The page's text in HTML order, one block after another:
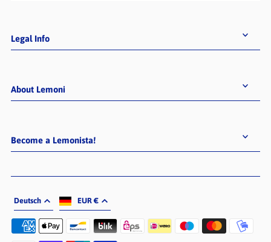
Legal Info
About Lemoni
Become a Lemonista!
Deutsch EUR €